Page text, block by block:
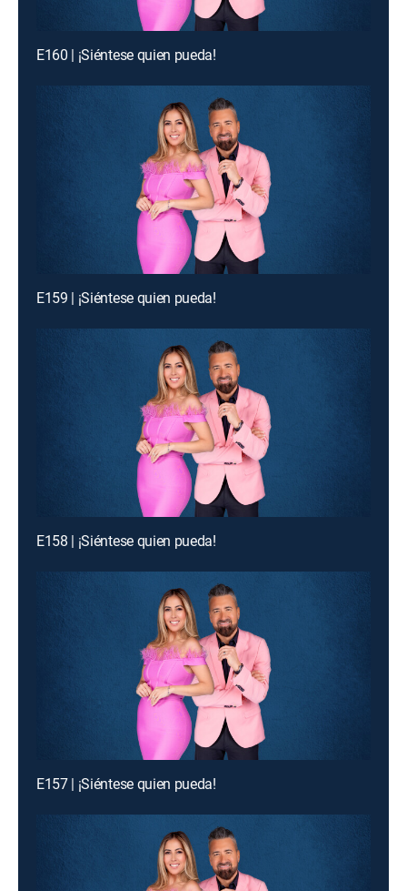
E160 | ¡Siéntese quien pueda!
E159 | ¡Siéntese quien pueda!
E158 | ¡Siéntese quien pueda!
E157 | ¡Siéntese quien pueda!